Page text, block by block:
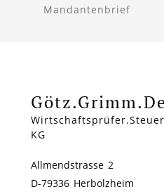
Mandantenbrief
KG
Allmendstrasse 2
D-79336 Herbolzheim